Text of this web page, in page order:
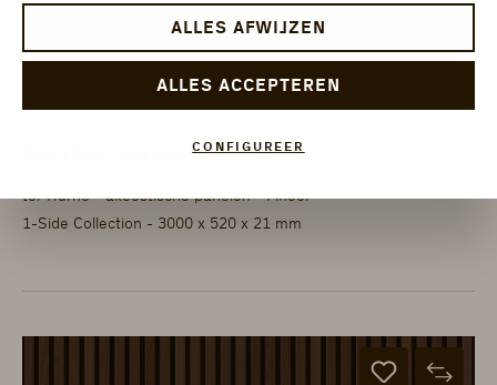
Eiken Elbe lang paneel
ter Hürne - akoestische panelen - Fineer
1-Side Collection - 3000 x 520 x 21 mm
ALLES AFWIJZEN
ALLES ACCEPTEREN
CONFIGUREER